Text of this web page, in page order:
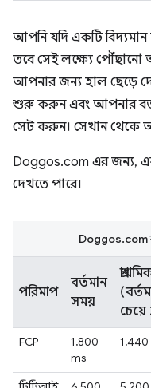
আপনি যদি একটি বিদ্যমান
তবে সেই লক্ষ্যে পৌঁছানো
আপনার জন্য হাল ছেড়ে
শুরু করুন এবং আপনার
সেট করুন। সেখান থেকে
Doggos.com এর জন্য,
দেখতে পারে।
পরিমাপ
বর্তমান
সময়
FCP
1,800
ms
1,440
Doggos.com